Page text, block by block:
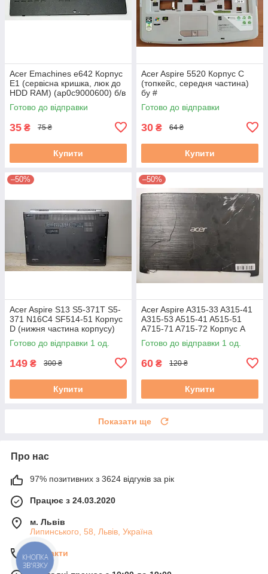
Acer Emachines e642 Корпус
E1 (сервісна кришка, люк до
HDD RAM) (ap0c9000600) б/в
#
Готово до відправки
35 ₴ 75 ₴
Купити
Acer Aspire 5520 Корпус C
(топкейс, середня частина)
бу #
Готово до відправки
30 ₴ 64 ₴
Купити
–50%
Acer Aspire S13 S5-371T S5-
371 N16C4 SF514-51 Корпус
D (нижня частина корпусу)
AM1JL000J00 AM1JL000600
бу #
Готово до відправки 1 од.
149 ₴ 300 ₴
Купити
–50%
Acer Aspire A315-33 A315-41
A315-53 A515-41 A515-51
A715-71 A715-72 Корпус A
(кришка матриці)
(AP28Z000100) бу
Готово до відправки 1 од.
60 ₴ 120 ₴
Купити
Показати ще
Про нас
97% позитивних з 3624 відгуків за рік
Працює з 24.03.2020
м. Львів
Липинського, 58, Львів, Україна
Контакти
КНОПКА
ЗВ'ЯЗКУ